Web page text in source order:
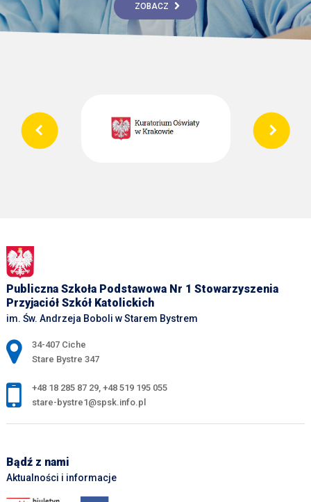
ZOBACZ
Publiczna Szkoła Podstawowa Nr 1 Stowarzyszenia
Przyjaciół Szkół Katolickich
im. Św. Andrzeja Boboli w Starem Bystrem
Adres pocztowy:
34-407 Ciche
Stare Bystre 347
+48 18 285 87 29, +48 519 195 055
stare-bystre1@spsk.info.pl
Bądź z nami
Aktualności i informacje